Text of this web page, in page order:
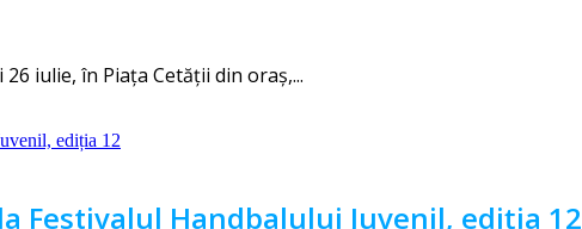
iulie, în Piața Cetății din oraș,...
Festivalul Handbalului Juvenil, ediția 12